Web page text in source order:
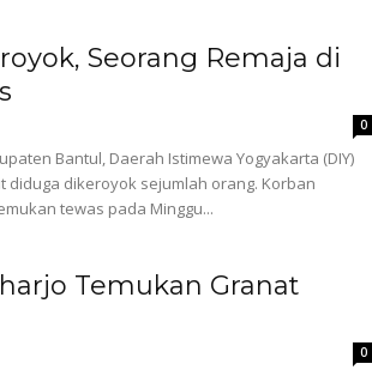
Seorang Remaja di
0
Bantul, Daerah Istimewa Yogyakarta (DIY)
diduga dikeroyok sejumlah orang. Korban
tewas pada Minggu...
Temukan Granat
0